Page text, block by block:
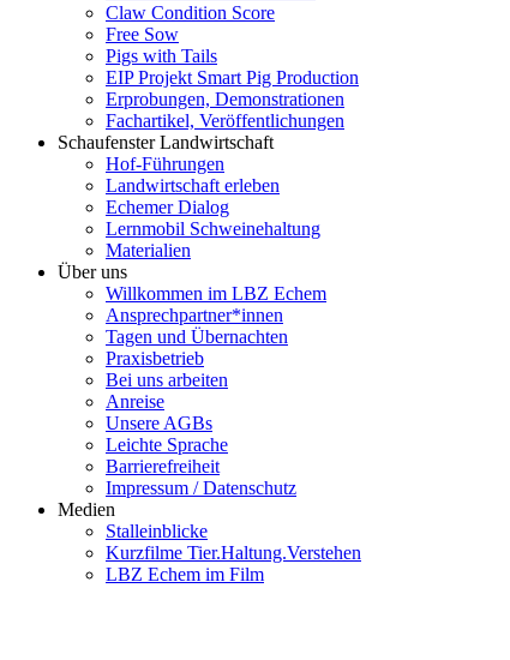
Claw Condition Score
Free Sow
Pigs with Tails
EIP Projekt Smart Pig Production
Erprobungen, Demonstrationen
Fachartikel, Veröffentlichungen
Schaufenster Landwirtschaft
Hof-Führungen
Landwirtschaft erleben
Echemer Dialog
Lernmobil Schweinehaltung
Materialien
Über uns
Willkommen im LBZ Echem
Ansprechpartner*innen
Tagen und Übernachten
Praxisbetrieb
Bei uns arbeiten
Anreise
Unsere AGBs
Leichte Sprache
Barrierefreiheit
Impressum / Datenschutz
Medien
Stalleinblicke
Kurzfilme Tier.Haltung.Verstehen
LBZ Echem im Film